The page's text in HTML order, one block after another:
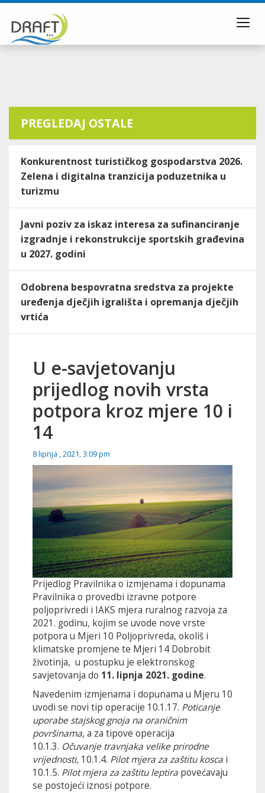
PREGLEDAJ OSTALE
Konkurentnost turističkog gospodarstva 2026.
Zelena i digitalna tranzicija poduzetnika u
turizmu
Javni poziv za iskaz interesa za sufinanciranje
izgradnje i rekonstrukcije sportskih građevina
u 2027. godini
Odobrena bespovratna sredstva za projekte
uređenja dječjih igrališta i opremanja dječjih
vrtića
U e-savjetovanju
prijedlog novih vrsta
potpora kroz mjere 10 i
14
8 lipnja , 2021, 3:09 pm
Prijedlog Pravilnika o izmjenama i dopunama
Pravilnika o provedbi izravne potpore
poljoprivredi i IAKS mjera ruralnog razvoja za
2021. godinu, kojim se uvode nove vrste
potpora u Mjeri 10 Poljoprivreda, okoliš i
klimatske promjene te Mjeri 14 Dobrobit
životinja, u postupku je elektronskog
savjetovanja do 11. lipnja 2021. godine.
Navedenim izmjenama i dopunama u Mjeru 10
uvodi se novi tip operacije 10.1.17. Poticanje
uporabe stajskog gnoja na oraničnim
površinama, a za tipove operacija
10.1.3. Očuvanje travnjaka velike prirodne
vrijednosti, 10.1.4. Pilot mjera za zaštitu kosca i
10.1.5. Pilot mjera za zaštitu leptira povećavaju
se postojeći iznosi potpore.